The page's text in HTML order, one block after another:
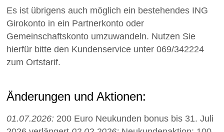
Es ist übrigens auch möglich ein bestehendes ING
Girokonto in ein Partnerkonto oder
Gemeinschaftskonto umzuwandeln. Nutzen Sie
hierfür bitte den Kundenservice unter 069/342224
zum Ortstarif.
Änderungen und Aktionen:
01.07.2026:200 Euro Neukunden bonus bis 31. Juli